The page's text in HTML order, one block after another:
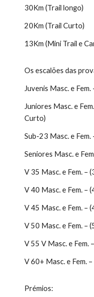
30Km (Trail longo)
20Km (Trail Curto)
13Km (Mini Trail e
Os escalões das
Juvenis Masc. e
Juniores Masc. e
Curto)
Sub-23 Masc. e Fem.
Seniores Masc. e
V 35 Masc. e Fem. –
V 40 Masc. e Fem. –
V 45 Masc. e Fem. –
V 50 Masc. e Fem. –
V 55 V Masc. e Fem.
V 60+ Masc. e Fem.
Prémios: